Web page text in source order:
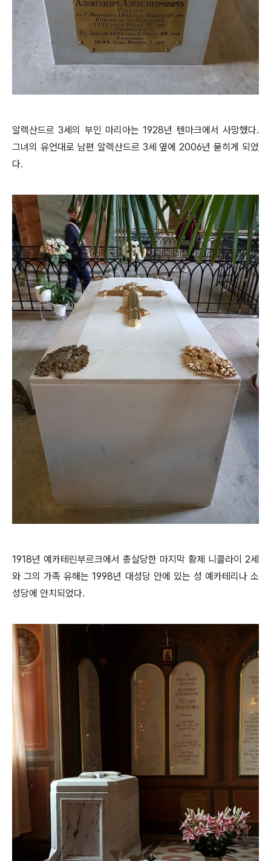
알렉산드르 3세의 부인 마리아는 1928년 텐마크에서 사망했다.
그녀의 유언대로 남편 알렉산드르 3세 옆에 2006년 묻히게 되었
다.
1918년 예카테린부르크에서 총살당한 마지막 황제 니콜라이 2세
와 그의 가족 유해는 1998년 대성당 안에 있는 성 예카테리나 소
성당에 안치되었다.